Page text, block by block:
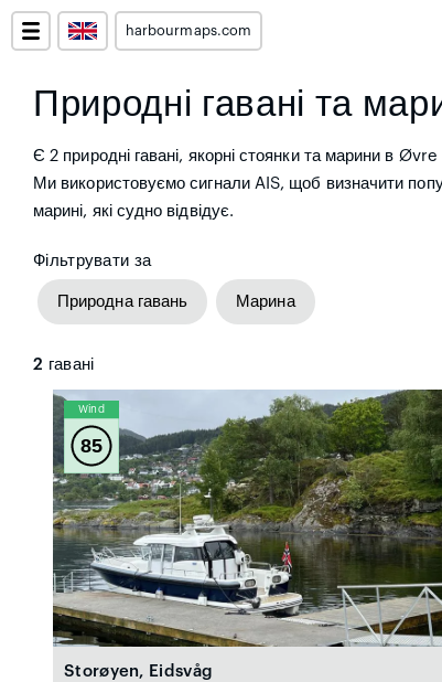
harbourmaps.com
Природні гавані та
Є 2 природні гавані, якорні стоянки та марини в
Ми використовуємо сигнали AIS, щоб визначити
марині, які судно відвідує.
Фільтрувати за
Природна гавань Марина
2 гавані
Wind
85
Storøyen, Eidsvåg